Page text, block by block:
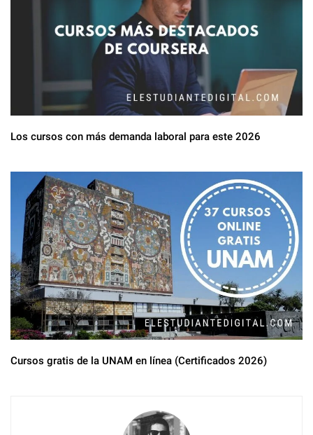
Los cursos con más demanda laboral para este 2026
Cursos gratis de la UNAM en línea (Certificados 2026)